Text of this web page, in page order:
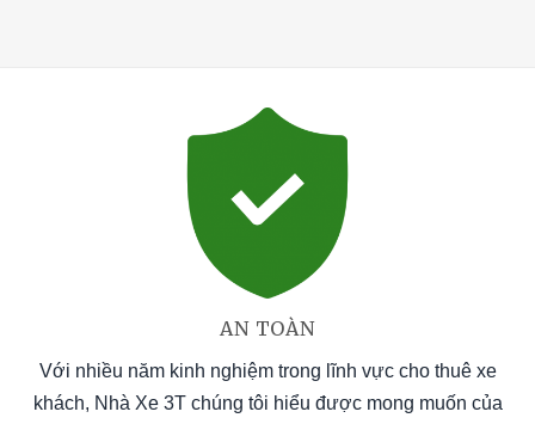
AN TOÀN
Với nhiều năm kinh nghiệm trong lĩnh vực cho thuê xe
khách, Nhà Xe 3T chúng tôi hiểu được mong muốn của